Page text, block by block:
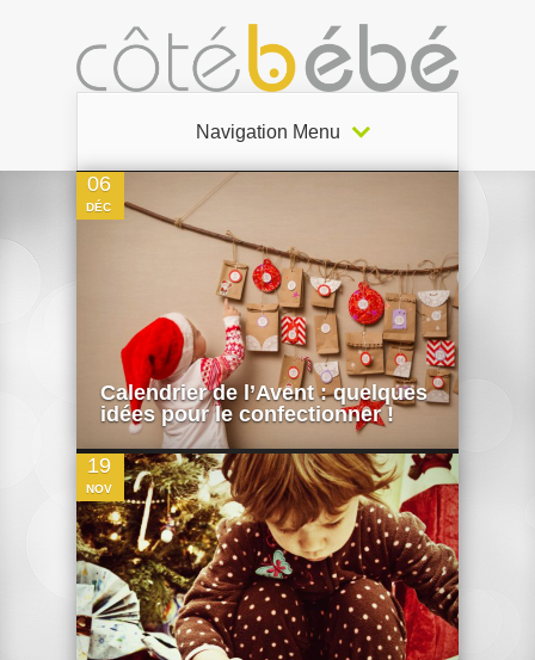
Navigation Menu
06
DÉC
Calendrier de l’Avent : quelques
idées pour le confectionner !
19
NOV
0